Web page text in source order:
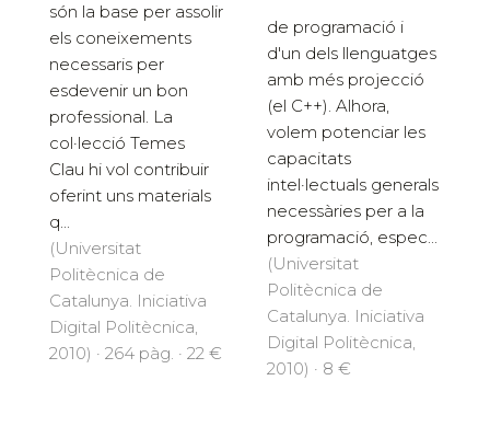
són la base per assolir
els coneixements
necessaris per
esdevenir un bon
professional. La
col·lecció Temes
Clau hi vol contribuir
oferint uns materials
q...
(Universitat
Politècnica de
Catalunya. Iniciativa
Digital Politècnica,
2010) · 264 pàg. · 22 €
de programació i
d'un dels llenguatges
amb més projecció
(el C++). Alhora,
volem potenciar les
capacitats
intel·lectuals generals
necessàries per a la
programació, espec...
(Universitat
Politècnica de
Catalunya. Iniciativa
Digital Politècnica,
2010) · 8 €